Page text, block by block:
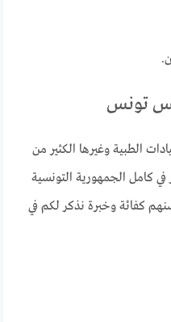
تونس
الطبية وغيرها الكثير من
في كامل الجمهورية التونسية
كفائة وخبرة نذكر لكم في